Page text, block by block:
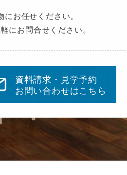
お任せください。
にお問合せください。
資料請求・見学予約
お問い合わせはこちら